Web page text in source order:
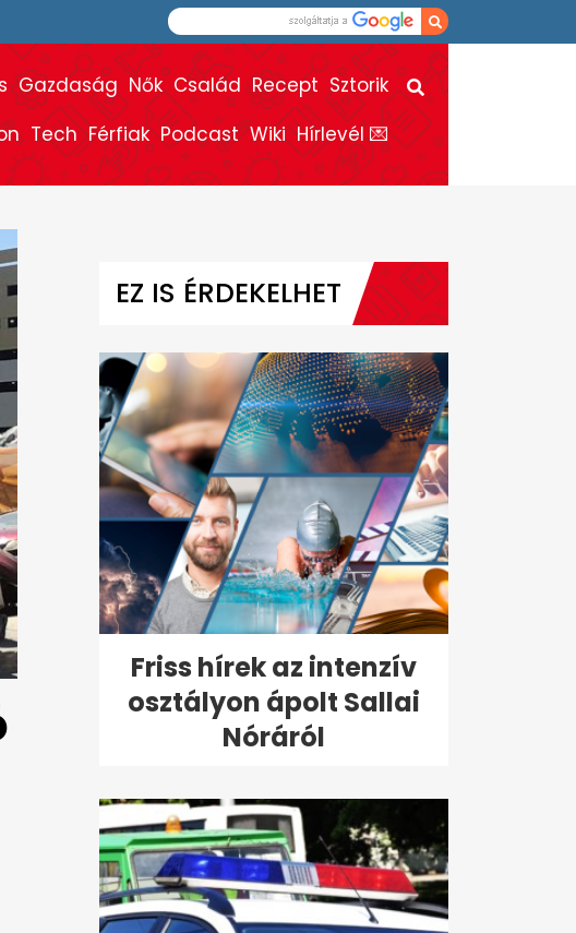
Gazdaság Nők Család Recept Sztorik
Tech Férfiak Podcast Wiki Hírlevél 💌
EZ IS ÉRDEKELHET
Friss hírek az intenzív
osztályon ápolt Sallai
Nóráról